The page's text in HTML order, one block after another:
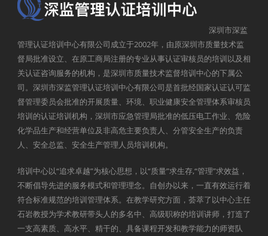
深圳市深监
管理认证培训中心有限公司成立于2002年，由原深圳市质量技术监
督局批准设立、在原工商局注册的专业从事认证审核员的培训以及相
关认证咨询服务的机构，是深圳市质量技术监督培训中心的下属公
司。深圳市深监管理认证培训中心有限公司是首批经国家认证认可监
督管理委员会批准的开展质量、环境、职业健康安全管理体系审核员
培训的认证培训机构，深圳市应急管理局批准的低压电工作业、危险
化学品生产和经营单位及非高危主要负责人、分管安全生产的负责
人、安全总监、安全生产管理人员培训机构。
培训中心以“追求卓越”为核心思想，以“质量”求生存,“管理”求效益，
不断倡导先进的服务模式和管理理念。自创办以来，一直有效运行着
符合标准规范的培训管理体系。在教学研究方面，荟萃了以中心主任
石岩教授为学术教研带头人的多名中、高级职称的培训讲师，打造了
一支高素质、高水平、精干的、具备课程开发和教学能力的师资队